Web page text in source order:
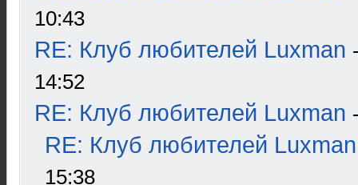
10:43
RE: Клуб любителей Luxman
14:52
RE: Клуб любителей Luxman
RE: Клуб любителей Luxman
15:38